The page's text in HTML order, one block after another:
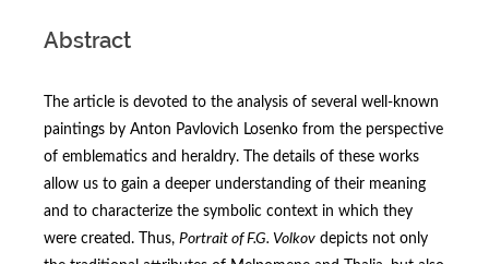
Abstract
The article is devoted to the analysis of several well-known
paintings by Anton Pavlovich Losenko from the perspective
of emblematics and heraldry. The details of these works
allow us to gain a deeper understanding of their meaning
and to characterize the symbolic context in which they
were created. Thus, Portrait of F.G. Volkov depicts not only